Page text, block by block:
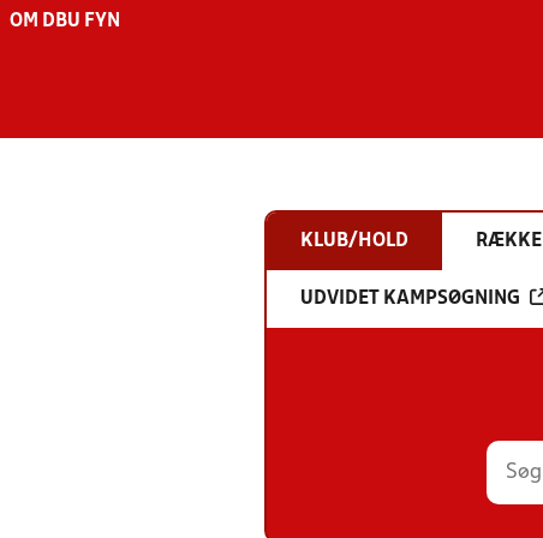
OM DBU FYN
KLUB/HOLD RÆKKE
UDVIDET KAMPSØGNING